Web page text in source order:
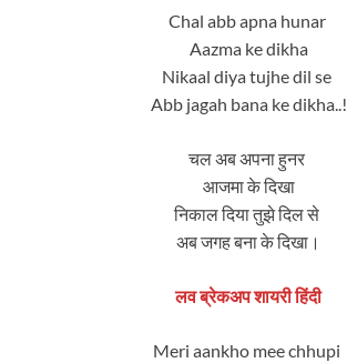
Chal abb apna hunar
Aazma ke dikha
Nikaal diya tujhe dil se
Abb jagah bana ke dikha..!
चल अब अपना हुनर ​​
आजमा के दिखा
निकाल दिया तुझे दिल से
अब जगह बना के दिखा।
लव ब्रेकअप शायरी हिंदी
Meri aankho mee chhupi